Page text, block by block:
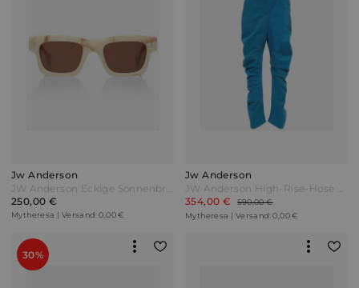
Jw Anderson
JW Anderson Eckige Sonnenbrille Beige
250,00 €
Mytheresa | Versand: 0,00 €
Jw Anderson
JW Anderson High-Rise-Hose Twisted Blau
354,00 €
590,00 €
Mytheresa | Versand: 0,00 €
30%